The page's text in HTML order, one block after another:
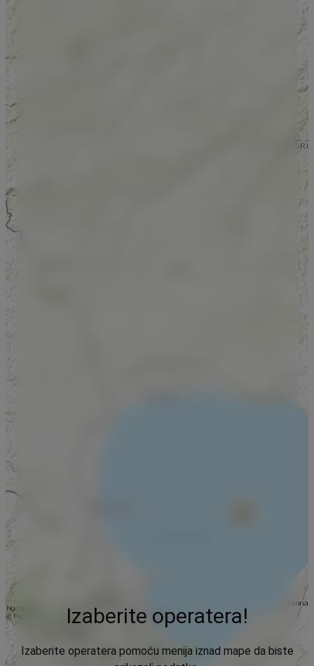
Izaberite operatera!
Izaberite operatera pomoću menija iznad mape da biste